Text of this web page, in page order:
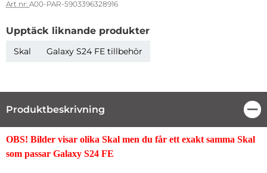
Art nr: A00-PAR-5903396328916
Upptäck liknande produkter
Skal Galaxy S24 FE tillbehör
Produktbeskrivning
Produktbeskrivning
OBS! Bilder visar olika Skal men du får ett exakt samma Skal
som passar Galaxy S24 FE